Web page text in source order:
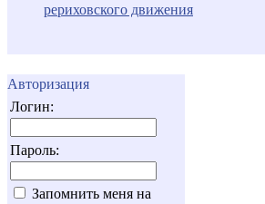
рериховского движения
Авторизация
Логин:
Пароль:
Запомнить меня на